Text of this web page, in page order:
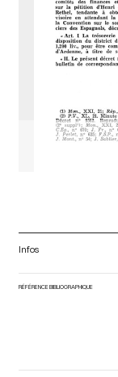
Infos
RÉFÉRENCE BIBLIOGRAPHIQUE